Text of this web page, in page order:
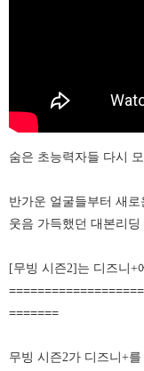
숨은 초능력자들 다시 모
반가운 얼굴들부터 새
웃음 가득했던 대본리딩
[무빙 시즌2]는 디즈니+
=======
무빙 시즌2가 디즈니+